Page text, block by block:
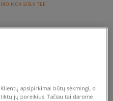
NO4 S/SLV TEE
apsipirkimai būtų sėkmingi, o
jų poreikius. Tačiau tai darome